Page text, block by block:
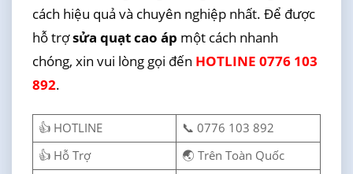
cách hiệu quả và chuyên nghiệp nhất. Để được
hỗ trợsửa quạt cao áp một cách nhanh
chóng, xin vui lòng gọi đến HOTLINE 0776 103
892.
👍 HOTLINE
📞 0776 103 892
👍 Hỗ Trợ
🌏 Trên Toàn Quốc